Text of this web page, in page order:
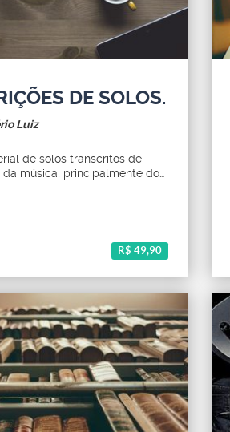
DE SOLOS.
Luiz
de solos transcritos de
da música, principalmente do
R$ 49,90